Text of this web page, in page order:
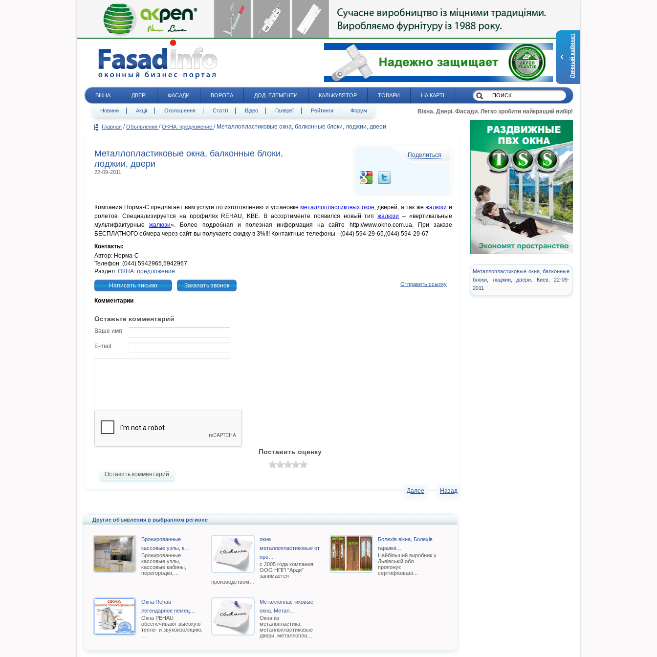
Личный кабинет
ВІКНА ДВЕРІ ФАСАДИ ВОРОТА ДОД. ЕЛЕМЕНТИ КАЛЬКУЛЯТОР ТОВАРИ НА КАРТІ
Новини Акції Оголошення Статті Відео Галереї Рейтинги Форум Вікна. Двері. Фасади. Легко зробити найкращий вибір!
Главная / Объявления / ОКНА: предложение / Металлопластиковые окна, балконные блоки, лоджии, двери
Металлопластиковые окна, балконные блоки,
лоджии, двери
22-09-2011
Поделиться
Компания Норма-С предлагает вам услуги по изготовлению и установкеметаллопластиковых окон, дверей, а так жежалюзи и
ролетов. Специализируется на профилях REHAU, KBE. В ассортименте появился новый типжалюзи – «вертикальные
мультифактурныежалюзи». Более подробная и полезная информация на сайте http://www.okno.com.ua. При заказе
БЕСПЛАТНОГО обмера через сайт вы получаете скидку в 3%!!! Контактные телефоны - (044) 594-29-65,(044) 594-29-67
Контакты:
Автор: Норма-С
Телефон: (044) 5942965,5942967
Раздел: ОКНА: предложение
Написать письмо Заказать звонок Отправить ссылку
Комментарии
Оставьте комментарий
Ваше имя
E-mail
Поставить оценку
Оставить комментарий
Назад
Далее
Другие объявления в выбранном регионе
Бронированные
кассовые узлы, к…
Бронированные
кассовые узлы,
кассовые кабины,
перегородки,…
окна
металлопластиковые от
про…
с 2005 года компания
ООО НПП "Арди"
занимается
производством…
Болехів вікна, Болехів
гаражні…
Найбільший виробник у
Львівській обл.
пропонує
сертифіковані…
Окна Rehau -
легендарное немец…
Oкна РEHAU
обеспечивают высокую
тепло- и звукоизоляцию.
Металлопластиковые
окна. Метал…
Окна из
металопластика,
металлопластиковые
двери, металлопла…
Металлопластиковые окна, балконные
блоки, лоджии, двери. Киев. 22-09-
2011